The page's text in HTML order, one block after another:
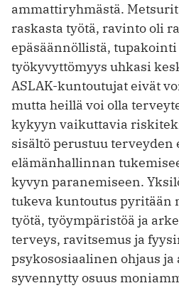
ammattiryhmästä.
raskasta työtä, ravinto oli
epäsäännöllistä, tupakointi
työkyvyttömyys uhkasi
ASLAK-kuntoutujat eivät
mutta heillä voi olla
kykyyn vaikuttavia
sisältö perustuu terveyden
elämänhallinnan
kyvyn paranemiseen.
tukeva kuntoutus pyritään
työtä, työympäristöä ja
terveys, ravitsemus ja
psykososiaalinen ohjaus
syvennytty osuus